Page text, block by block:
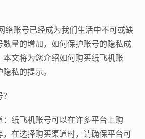
络账号已经成为我们生活中不可或缺
数量的增加，如何保护账号的隐私成
本文将为您介绍如何购买纸飞机账
私的提示。
：纸飞机账号可以在许多平台上购
，在选择购买渠道时，请确保平台可